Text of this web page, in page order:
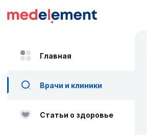
Главная
Врачи и клиники
Статьи о здоровье